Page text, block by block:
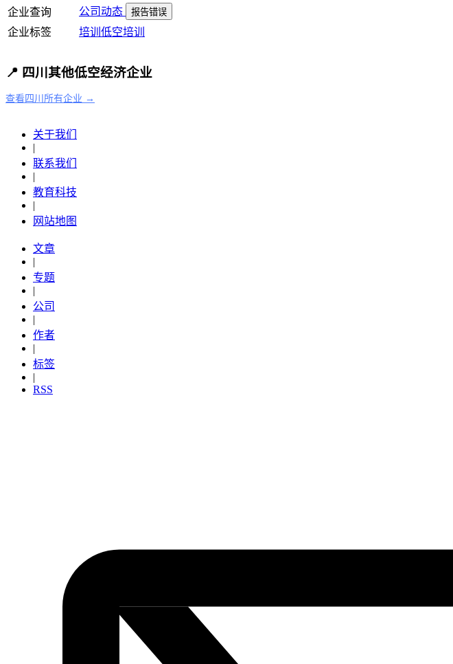
企业查询
公司动态 报告错误
企业标签 培训 低空培训
📍 四川其他低空经济企业
查看四川所有企业 →
关于我们
|
联系我们
|
教育科技
|
网站地图
文章
|
专题
|
公司
|
作者
|
标签
|
RSS